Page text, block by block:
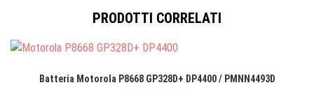
PRODOTTI CORRELATI
Batteria Motorola P8668 GP328D+ DP4400 / PMNN4493D